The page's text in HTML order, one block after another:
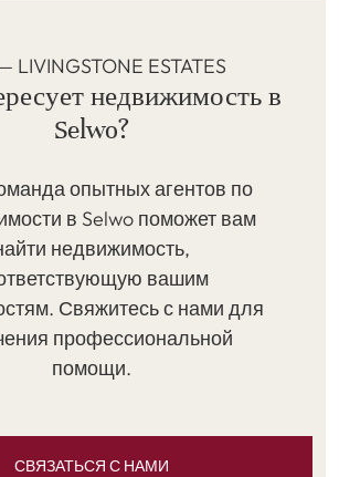
ESTATES
недвижимость в
Selwo?
опытных агентов по
в Selwo поможет вам
недвижимость,
вашим
Свяжитесь с нами для
профессиональной
помощи.
СВЯЗАТЬСЯ С НАМИ